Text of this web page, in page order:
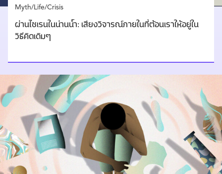
Myth/Life/Crisis
ผ่านไซเรนในน่านน้ำ: เสียงวิจารณ์ภายในที่ต้อนเราให้อยู่ใน
วิธีคิดเดิมๆ